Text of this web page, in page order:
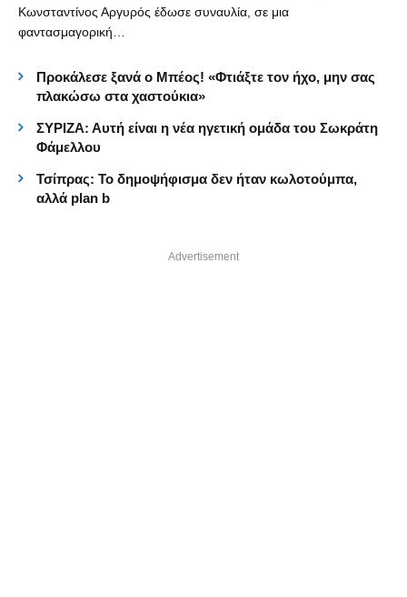
Κωνσταντίνος Αργυρός έδωσε συναυλία, σε μια
φαντασμαγορική…
Προκάλεσε ξανά ο Μπέος! «Φτιάξτε τον ήχο, μην σας
πλακώσω στα χαστούκια»
ΣΥΡΙΖΑ: Αυτή είναι η νέα ηγετική ομάδα του Σωκράτη
Φάμελλου
Τσίπρας: Το δημοψήφισμα δεν ήταν κωλοτούμπα,
αλλά plan b
Advertisement